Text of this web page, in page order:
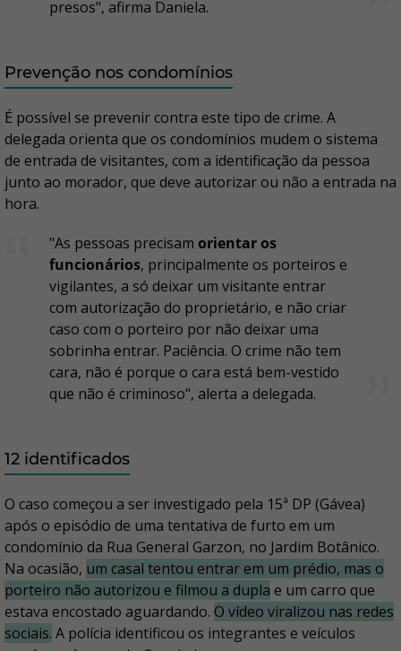
presos", afirma Daniela.
Prevenção nos condomínios
É possível se prevenir contra este tipo de crime. A
delegada orienta que os condomínios mudem o sistema
de entrada de visitantes, com a identificação da pessoa
junto ao morador, que deve autorizar ou não a entrada na
hora.
"As pessoas precisam orientar os
funcionários, principalmente os porteiros e
vigilantes, a só deixar um visitante entrar
com autorização do proprietário, e não criar
caso com o porteiro por não deixar uma
sobrinha entrar. Paciência. O crime não tem
cara, não é porque o cara está bem-vestido
que não é criminoso", alerta a delegada.
12 identificados
O caso começou a ser investigado pela 15ª DP (Gávea)
após o episódio de uma tentativa de furto em um
condomínio da Rua General Garzon, no Jardim Botânico.
Na ocasião, um casal tentou entrar em um prédio, mas o
porteiro não autorizou e filmou a dupla e um carro que
estava encostado aguardando. O vídeo viralizou nas redes
sociais. A polícia identificou os integrantes e veículos